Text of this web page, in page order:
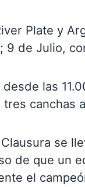
Plate y
9 de Julio,
las
tres canchas
se
de que un
el